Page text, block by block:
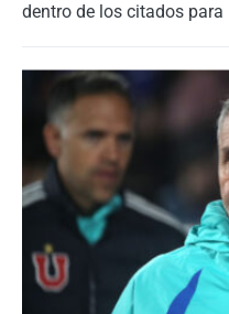
dentro de los citados